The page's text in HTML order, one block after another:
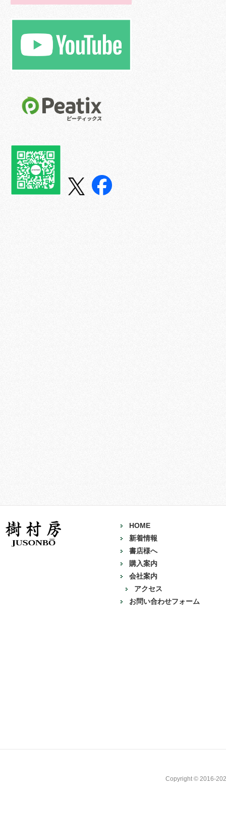
HOME
新着情報
書店様へ
購入案内
会社案内
アクセス
お問い合わせフォーム
Copyright © 2016-